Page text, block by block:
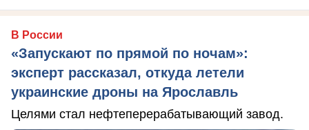
В России
«Запускают по прямой по ночам»:
эксперт рассказал, откуда летели
украинские дроны на Ярославль
Целями стал нефтеперерабатывающий завод.